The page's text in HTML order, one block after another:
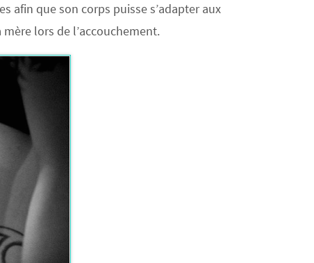
afin que son corps puisse s’adapter aux
lors de l’accouchement.